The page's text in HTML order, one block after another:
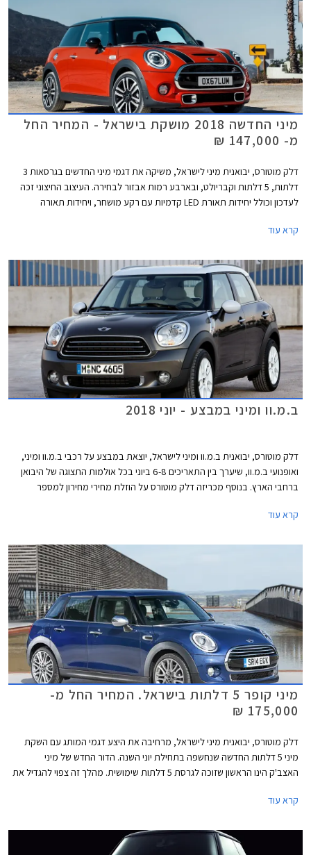
מיני החדשה 2018 מושקת בישראל - המחיר החל
מ- 147,000 ₪
דלק מוטורס, יבואנית מיני לישראל, משיקה את דגמי מיני החדשים בגרסאות 3
דלתות, 5 דלתות וקבריולט, ובארבע רמות אבזור לבחירה. העיצוב החיצוני זכה
לעדכון וכולל יחידות תאורת LED קדמיות עם רקע מושחר, ויחידות תאורה
מעתה תאורת כניסה עם חתימת המותג מיני.
קרא עוד
ב.מ.וו ומיני במבצע - יוני 2018
דלק מוטורס, יבואנית ב.מ.וו ומיני לישראל, יוצאת במבצע על רכבי ב.מ.וו ומיני,
ואופנועי ב.מ.וו, שיערך בין התאריכים 6-8 ביוני בכל אולמות התצוגה של היבואן
ברחבי הארץ. בנוסף מכריזה דלק מוטורס על הוזלת מחירי מחירון למספר
קרא עוד
מיני קופר 5 דלתות בישראל. המחיר החל מ-
175,000 ₪
דלק מוטורס, יבואנית מיני לישראל, מרחיבה את היצע דגמי המותג עם השקת
מיני 5 דלתות החדשה שנחשפה בתחילת יוני השנה. הדור החדש של מיני
האצב'ק הינו הראשון שזוכה לגרסת 5 דלתות שימושית. מהלך זה צפוי להגדיל את
אופנתית אך פסלו אותה בגלל העדר דלתות מאחור.
קרא עוד